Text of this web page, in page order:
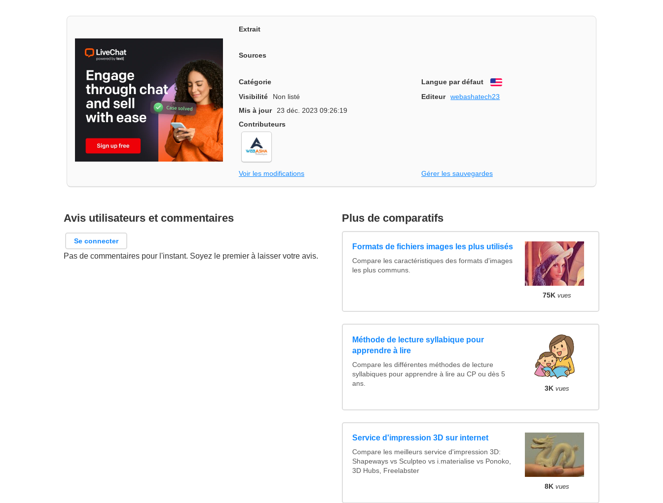
Extrait
Sources
Catégorie Langue par défaut
English
Visibilité
Non listé Editeur
webashatech23
Mis à jour
23 déc. 2023 09:26:19
Contributeurs
Voir les modifications Gérer les sauvegardes
Avis utilisateurs et commentaires
Se connecter
Pas de commentaires pour l'instant. Soyez le premier à laisser votre avis.
Plus de comparatifs
Formats de fichiers images les plus utilisés
Compare les caractéristiques des formats d'images
les plus communs.
75K vues
Méthode de lecture syllabique pour
apprendre à lire
Compare les différentes méthodes de lecture
syllabiques pour apprendre à lire au CP ou dès 5
ans.
3K vues
Service d'impression 3D sur internet
Compare les meilleurs service d'impression 3D:
Shapeways vs Sculpteo vs i.materialise vs Ponoko,
3D Hubs, Freelabster
8K vues